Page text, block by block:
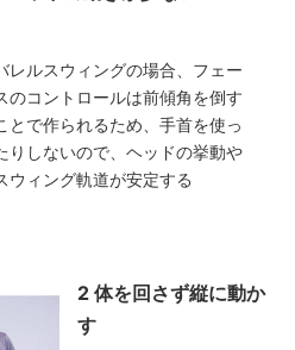
レルスウィングの場合、フェー
のコントロールは前傾角を倒す
とで作られるため、手首を使っ
りしないので、ヘッドの挙動や
ウィング軌道が安定する
2 体を回さず縦に動か
す